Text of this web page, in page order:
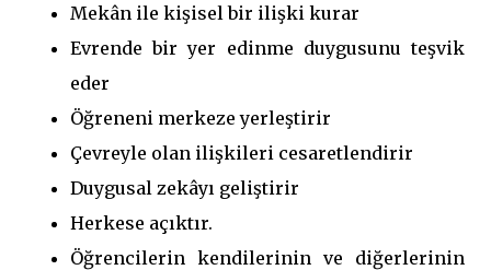
Mekân ile kişisel bir ilişki kurar
Evrende bir yer edinme duygusunu teşvik
eder
Öğreneni merkeze yerleştirir
Çevreyle olan ilişkileri cesaretlendirir
Duygusal zekâyı geliştirir
Herkese açıktır.
Öğrencilerin kendilerinin ve diğerlerinin